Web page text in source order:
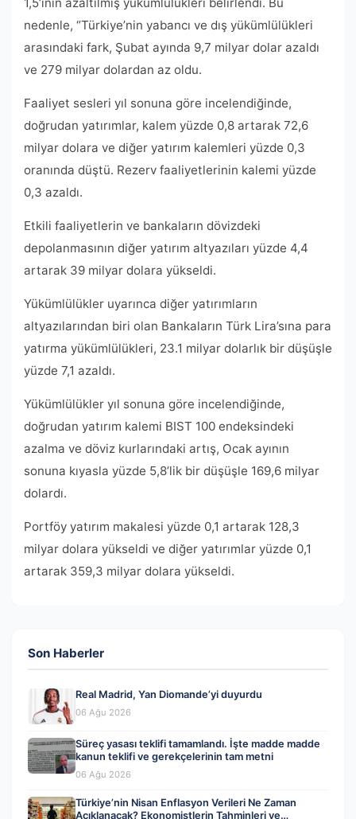
nedenle, “Türkiye’nin yabancı ve dış yükümlülükleri
arasındaki fark, Şubat ayında 9,7 milyar dolar azaldı
ve 279 milyar dolardan az oldu.
Faaliyet sesleri yıl sonuna göre incelendiğinde,
doğrudan yatırımlar, kalem yüzde 0,8 artarak 72,6
milyar dolara ve diğer yatırım kalemleri yüzde 0,3
oranında düştü. Rezerv faaliyetlerinin kalemi yüzde
0,3 azaldı.
Etkili faaliyetlerin ve bankaların dövizdeki
depolanmasının diğer yatırım altyazıları yüzde 4,4
artarak 39 milyar dolara yükseldi.
Yükümlülükler uyarınca diğer yatırımların
altyazılarından biri olan Bankaların Türk Lira’sına para
yatırma yükümlülükleri, 23.1 milyar dolarlık bir düşüşle
yüzde 7,1 azaldı.
Yükümlülükler yıl sonuna göre incelendiğinde,
doğrudan yatırım kalemi BIST 100 endeksindeki
azalma ve döviz kurlarındaki artış, Ocak ayının
sonuna kıyasla yüzde 5,8’lik bir düşüşle 169,6 milyar
dolardı.
Portföy yatırım makalesi yüzde 0,1 artarak 128,3
milyar dolara yükseldi ve diğer yatırımlar yüzde 0,1
artarak 359,3 milyar dolara yükseldi.
Son Haberler
Real Madrid, Yan Diomande’yi duyurdu
06 Ağu 2026
Süreç yasası teklifi tamamlandı. İşte madde madde
kanun teklifi ve gerekçelerinin tam metni
06 Ağu 2026
Türkiye’nin Nisan Enflasyon Verileri Ne Zaman
Açıklanacak? Ekonomistlerin Tahminleri ve